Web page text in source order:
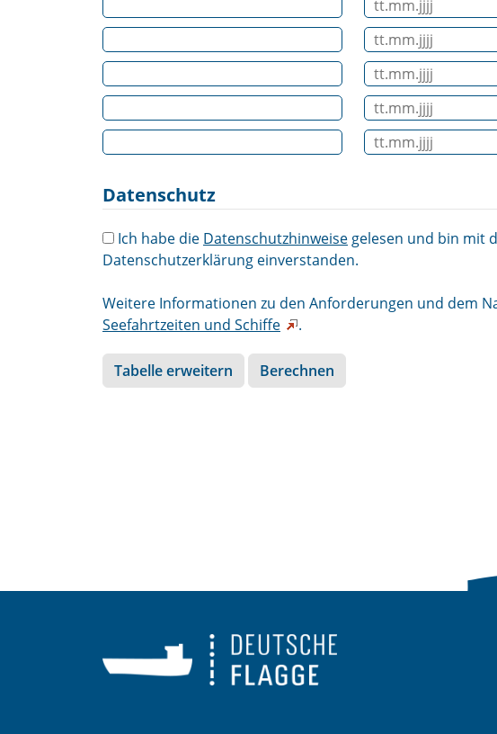
Datenschutz
Ich habe die Datenschutzhinweise gelesen und bin mit
Datenschutzerklärung einverstanden.
Weitere Informationen zu den Anforderungen und dem
Seefahrtzeiten und Schiffe
.